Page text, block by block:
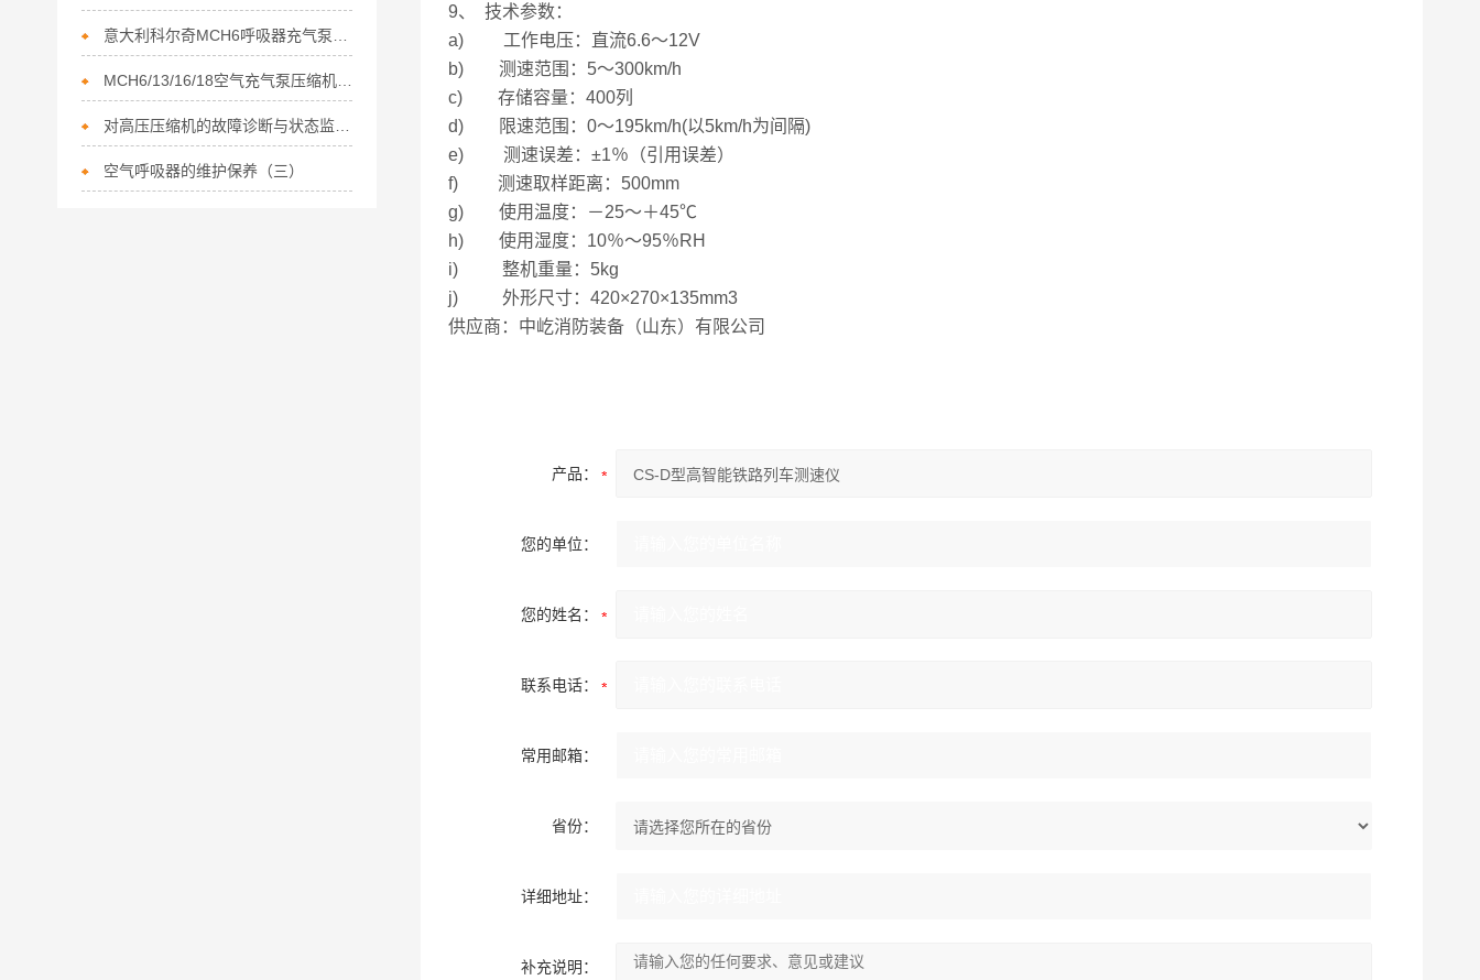
9、 技术参数：
a) 工作电压：直流6.6～12V
b) 测速范围：5～300km/h
c) 存储容量：400列
d) 限速范围：0～195km/h(以5km/h为间隔)
e) 测速误差：±1％（引用误差）
f) 测速取样距离：500mm
g) 使用温度：－25～＋45℃
h) 使用湿度：10％～95％RH
i) 整机重量：5kg
j) 外形尺寸：420×270×135mm3
供应商：中屹消防装备（山东）有限公司
产品：
您的单位：
您的姓名：
联系电话：
常用邮箱：
省份：
详细地址：
补充说明：
MCH6/13/16/18空气充气泵压缩机的基本结构
对高压压缩机的故障诊断与状态监测非常有利
空气呼吸器的维护保养（三）